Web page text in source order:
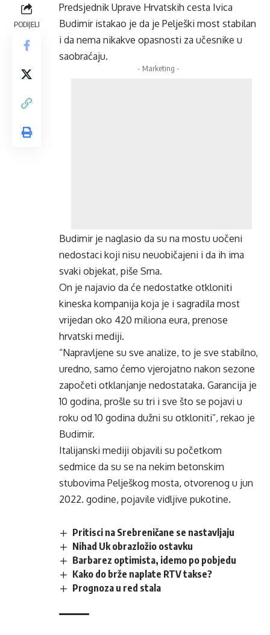
PODIJELI
Predsjednik Uprave Hrvatskih cesta Ivica
Budimir istakao je da je Pelješki most stabilan
i da nema nikakve opasnosti za učesnike u
saobraćaju.
- Marketing -
Budimir je naglasio da su na mostu uočeni
nedostaci koji nisu neuobičajeni i da ih ima
svaki objekat, piše Srna.
On je najavio da će nedostatke otkloniti
kineska kompanija koja je i sagradila most
vrijedan oko 420 miliona eura, prenose
hrvatski mediji.
“Napravljene su sve analize, to je sve stabilno,
uredno, samo ćemo vjerojatno nakon sezone
započeti otklanjanje nedostataka. Garancija je
10 godina, prošle su tri i sve što se pojavi u
roku od 10 godina dužni su otkloniti”, rekao je
Budimir.
Italijanski mediji objavili su početkom
sedmice da su se na nekim betonskim
stubovima Pelješkog mosta, otvorenog u jun
2022. godine, pojavile vidljive pukotine.
Pritisci na Srebreničane se nastavljaju
Nihad Uk obrazložio ostavku
Barbarez optimista, idemo po pobjedu
Kako do brže naplate RTV takse?
Prognoza u red stala